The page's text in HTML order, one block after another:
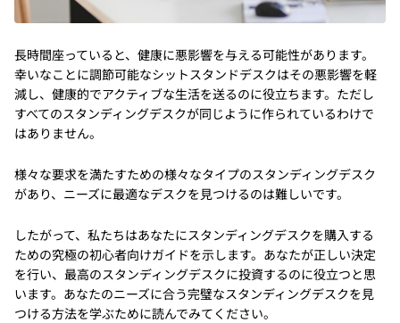
長時間座っていると、健康に悪影響を与える可能性があります。
幸いなことに調節可能なシットスタンドデスクはその悪影響を軽
減し、健康的でアクティブな生活を送るのに役立ちます。ただし
すべてのスタンディングデスクが同じように作られているわけで
はありません。
様々な要求を満たすための様々なタイプのスタンディングデスク
があり、ニーズに最適なデスクを見つけるのは難しいです。
したがって、私たちはあなたにスタンディングデスクを購入する
ための究極の初心者向けガイドを示します。あなたが正しい決定
を行い、最高のスタンディングデスクに投資するのに役立つと思
います。あなたのニーズに合う完璧なスタンディングデスクを見
つける方法を学ぶために読んでみてください。